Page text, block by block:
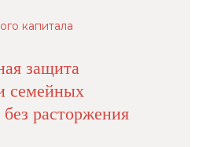
капитала
защита
семейных
расторжения